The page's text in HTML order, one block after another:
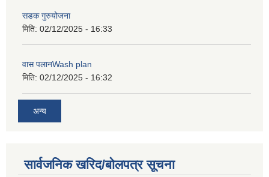
सडक गुरुयोजना
मिति: 02/12/2025 - 16:33
वास पलानWash plan
मिति: 02/12/2025 - 16:32
अन्य
सार्वजनिक खरिद/बोलपत्र सूचना